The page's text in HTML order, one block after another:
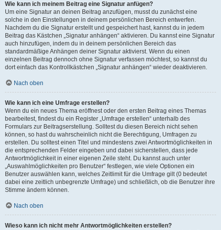
Wie kann ich meinem Beitrag eine Signatur anfügen?
Um eine Signatur an deinen Beitrag anzufügen, musst du zunächst eine
solche in den Einstellungen in deinem persönlichen Bereich entwerfen.
Nachdem du die Signatur erstellt und gespeichert hast, kannst du in jedem
Beitrag das Kästchen „Signatur anhängen“ aktivieren. Du kannst eine Signatur
auch hinzufügen, indem du in deinem persönlichen Bereich das
standardmäßige Anhängen deiner Signatur aktivierst. Wenn du einen
einzelnen Beitrag dennoch ohne Signatur verfassen möchtest, so kannst du
dort einfach das Kontrollkästchen „Signatur anhängen“ wieder deaktivieren.
Nach oben
Wie kann ich eine Umfrage erstellen?
Wenn du ein neues Thema eröffnest oder den ersten Beitrag eines Themas
bearbeitest, findest du ein Register „Umfrage erstellen“ unterhalb des
Formulars zur Beitragserstellung. Solltest du diesen Bereich nicht sehen
können, so hast du wahrscheinlich nicht die Berechtigung, Umfragen zu
erstellen. Du solltest einen Titel und mindestens zwei Antwortmöglichkeiten in
die entsprechenden Felder eingeben und dabei sicherstellen, dass jede
Antwortmöglichkeit in einer eigenen Zeile steht. Du kannst auch unter
„Auswahlmöglichkeiten pro Benutzer“ festlegen, wie viele Optionen ein
Benutzer auswählen kann, welches Zeitlimit für die Umfrage gilt (0 bedeutet
dabei eine zeitlich unbegrenzte Umfrage) und schließlich, ob die Benutzer ihre
Stimme ändern können.
Nach oben
Wieso kann ich nicht mehr Antwortmöglichkeiten erstellen?